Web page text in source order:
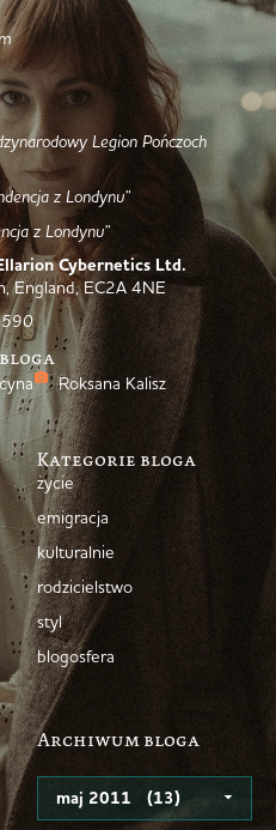
Legion Pończoch
z Londynu”
z Londynu”
Cybernetics Ltd.
England, EC2A 4NE
Roksana Kalisz
Kategorie bloga
życie
emigracja
kulturalnie
rodzicielstwo
styl
blogosfera
Archiwum bloga